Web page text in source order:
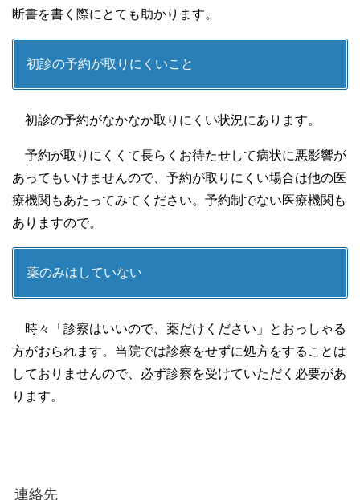
断書を書く際にとても助かります。
初診の予約が取りにくいこと
初診の予約がなかなか取りにくい状況にあります。
予約が取りにくくて長らくお待たせして病状に悪影響が
あってもいけませんので、予約が取りにくい場合は他の医
療機関もあたってみてください。予約制でない医療機関も
ありますので。
薬のみはしていない
時々「診察はいいので、薬だけください」とおっしゃる
方がおられます。当院では診察をせずに処方をすることは
しておりませんので、必ず診察を受けていただく必要があ
ります。
連絡先